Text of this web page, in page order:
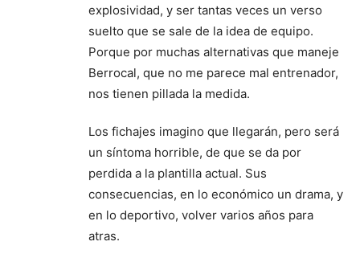
explosividad, y ser tantas veces un verso
suelto que se sale de la idea de equipo.
Porque por muchas alternativas que maneje
Berrocal, que no me parece mal entrenador,
nos tienen pillada la medida.
Los fichajes imagino que llegarán, pero será
un síntoma horrible, de que se da por
perdida a la plantilla actual. Sus
consecuencias, en lo económico un drama, y
en lo deportivo, volver varios años para
atras.